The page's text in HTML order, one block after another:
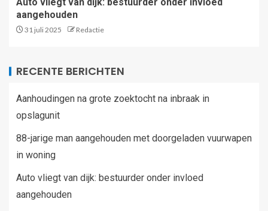
aangehouden
31 juli 2025 Redactie
RECENTE BERICHTEN
Aanhoudingen na grote zoektocht na inbraak in
opslagunit
88-jarige man aangehouden met doorgeladen vuurwapen
in woning
Auto vliegt van dijk: bestuurder onder invloed
aangehouden